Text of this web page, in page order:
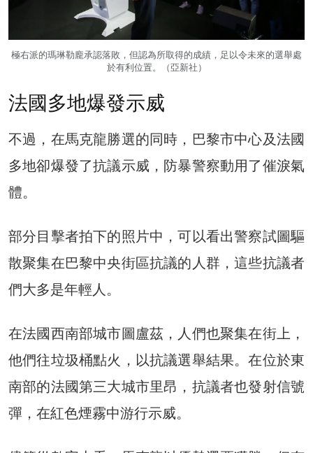
極右派的瑪琳勒龐承認落敗，但認為所取得的成績，足以令未來的選舉處
於有利位置。（亞新社）
法國多地爆發示威
不過，在馬克龍勝選的同時，巴黎市中心及法國
多地卻爆發了抗議示威，防暴警察動用了催淚氣
體。
部分目擊者拍下的照片中，可以看出警察試圖驅
散聚集在巴黎中央街區抗議的人群，這些抗議者
們大多是年輕人。
在法國西南部城市圖盧茲，人們也聚集在街上，
他們往垃圾桶點火，以抗議選舉結果。在位於東
南部的法國第三大城市里昂，抗議者也發射信號
彈，在紅色煙霧中游行示威。